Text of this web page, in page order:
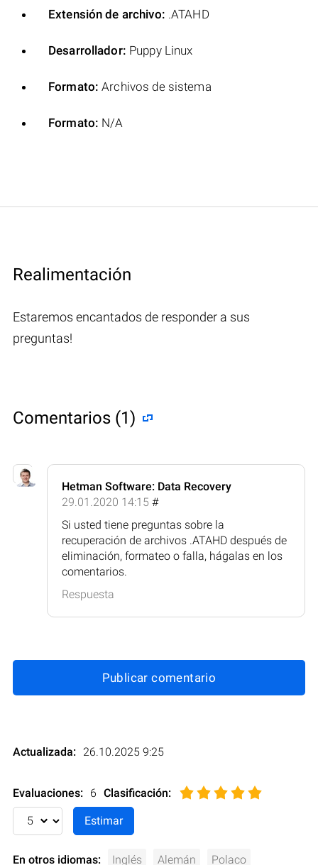
Extensión de archivo: .ATAHD
Desarrollador: Puppy Linux
Formato: Archivos de sistema
Formato: N/A
Realimentación
Estaremos encantados de responder a sus
preguntas!
Comentarios (1)
Hetman Software: Data Recovery
29.01.2020 14:15 #
Si usted tiene preguntas sobre la
recuperación de archivos .ATAHD después de
eliminación, formateo o falla, hágalas en los
comentarios.
Respuesta
Publicar comentario
Actualizada: 26.10.2025 9:25
Evaluaciones: 6 Clasificación:
En otros idiomas: Inglés Alemán Polaco